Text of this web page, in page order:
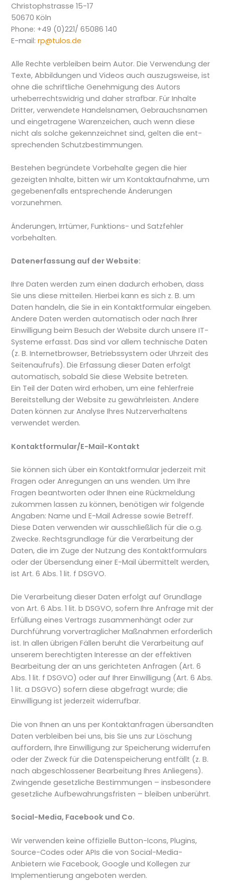
Christophstrasse 15-17
50670 Köln
Phone: +49 (0)221/ 65086 140
E-mail:rp@tulos.de
Alle Rechte verbleiben beim Autor. Die Verwendung der
Texte, Abbildungen und Videos auch auszugsweise, ist
ohne die schriftliche Genehmigung des Autors
urheberrechtswidrig und daher strafbar. Für Inhalte
Dritter, verwendete Handelsnamen, Gebrauchsnamen
und eingetragene Warenzeichen, auch wenn diese
nicht als solche gekennzeich­net sind, gelten die ent­
sprechen­den Schutz­bestimmungen.
Bestehen begründete Vorbehalte gegen die hier
gezeigten Inhalte, bitten wir um Kontaktaufnahme, um
gegebenenfalls entsprechende Änderungen
vorzunehmen.
Änderungen, Irrtümer, Funktions- und Satzfehler
vorbehalten.
Datenerfassung auf der Website:
Ihre Daten werden zum einen dadurch erhoben, dass
Sie uns diese mitteilen. Hierbei kann es sich z. B. um
Daten handeln, die Sie in ein Kontaktformular eingeben.
Andere Daten werden automatisch oder nach Ihrer
Einwilligung beim Besuch der Website durch unsere IT-
Systeme erfasst. Das sind vor allem technische Daten
(z. B. Internetbrowser, Betriebssystem oder Uhrzeit des
Seitenaufrufs). Die Erfassung dieser Daten erfolgt
automatisch, sobald Sie diese Website betreten.
Ein Teil der Daten wird erhoben, um eine fehlerfreie
Bereitstellung der Website zu gewährleisten. Andere
Daten können zur Analyse Ihres Nutzerverhaltens
verwendet werden.
Kontaktformular/E-Mail-Kontakt
Sie können sich über ein Kontaktformular jederzeit mit
Fragen oder Anregungen an uns wenden. Um Ihre
Fragen beantworten oder Ihnen eine Rückmeldung
zukommen lassen zu können, benötigen wir folgende
Angaben: Name und E-Mail Adresse sowie Betreff.
Diese Daten verwenden wir ausschließlich für die o.g.
Zwecke. Rechtsgrundlage für die Verarbeitung der
Daten, die im Zuge der Nutzung des Kontaktformulars
oder der Übersendung einer E-Mail übermittelt werden,
ist Art. 6 Abs. 1 lit. f DSGVO.
Die Verarbeitung dieser Daten erfolgt auf Grundlage
von Art. 6 Abs. 1 lit. b DSGVO, sofern Ihre Anfrage mit der
Erfüllung eines Vertrags zusammenhängt oder zur
Durchführung vorvertraglicher Maßnahmen erforderlich
ist. In allen übrigen Fällen beruht die Verarbeitung auf
unserem berechtigten Interesse an der effektiven
Bearbeitung der an uns gerichteten Anfragen (Art. 6
Abs. 1 lit. f DSGVO) oder auf Ihrer Einwilligung (Art. 6 Abs.
1 lit. a DSGVO) sofern diese abgefragt wurde; die
Einwilligung ist jederzeit widerrufbar.
Die von Ihnen an uns per Kontaktanfragen übersandten
Daten verbleiben bei uns, bis Sie uns zur Löschung
auffordern, Ihre Einwilligung zur Speicherung widerrufen
oder der Zweck für die Datenspeicherung entfällt (z. B.
nach abgeschlossener Bearbeitung Ihres Anliegens).
Zwingende gesetzliche Bestimmungen – insbesondere
gesetzliche Aufbewahrungsfristen – bleiben unberührt.
Social-Media, Facebook und Co.
Wir verwenden keine offizielle Button-Icons, Plugins,
Source-Codes oder APIs die von Social-Media-
Anbietern wie Facebook, Google und Kollegen zur
Implementierung angeboten werden.